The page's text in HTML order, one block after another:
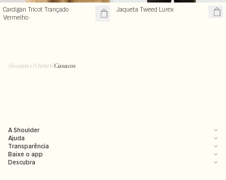
Cardigan Tricot Trançado
Vermelho
Jaqueta Tweed Lurex
Shoulder/Outlet/Casacos
A Shoulder
Ajuda
Transparência
Baixe o app
Descubra